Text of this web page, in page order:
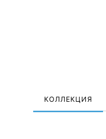
КОЛЛЕКЦИЯ